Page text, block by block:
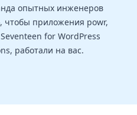
опытных инженеров
чтобы приложения powr,
for WordPress
работали на вас.